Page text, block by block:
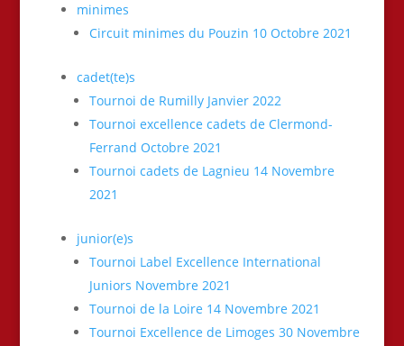
minimes
Circuit minimes du Pouzin 10 Octobre 2021
cadet(te)s
Tournoi de Rumilly Janvier 2022
Tournoi excellence cadets de Clermond-
Ferrand Octobre 2021
Tournoi cadets de Lagnieu 14 Novembre
2021
junior(e)s
Tournoi Label Excellence International
Juniors Novembre 2021
Tournoi de la Loire 14 Novembre 2021
Tournoi Excellence de Limoges 30 Novembre